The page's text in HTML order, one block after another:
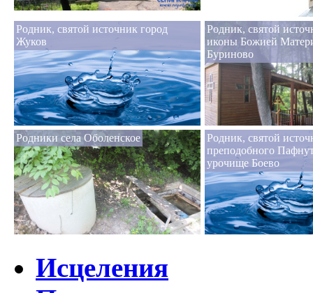
Родник, святой источник город
Жуков
Родник, святой
иконы Божией
Буриново
Родники села Оболенское
Родник, святой
преподобного
урочище Боево
Исцеления